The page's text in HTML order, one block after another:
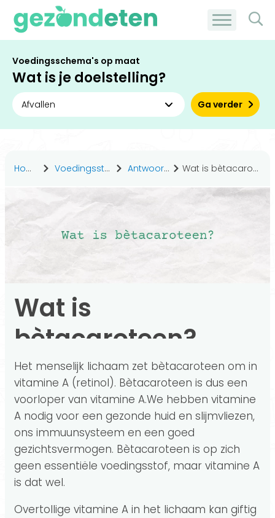
Voedingsschema's op maat
Wat is je doelstelling?
Ga verder
Home Voedingsstoffen Antwoorden Wat is bètacaroteen?
Wat is
bètacaroteen?
Het menselijk lichaam zet bètacaroteen om in
vitamine A (retinol). Bètacaroteen is dus een
voorloper van vitamine A.We hebben vitamine
A nodig voor een gezonde huid en slijmvliezen,
ons immuunsysteem en een goed
gezichtsvermogen. Bètacaroteen is op zich
geen essentiële voedingsstof, maar vitamine A
is dat wel.
Overtollige vitamine A in het lichaam kan giftig